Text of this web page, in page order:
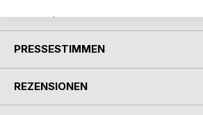
PRESSESTIMMEN
REZENSIONEN